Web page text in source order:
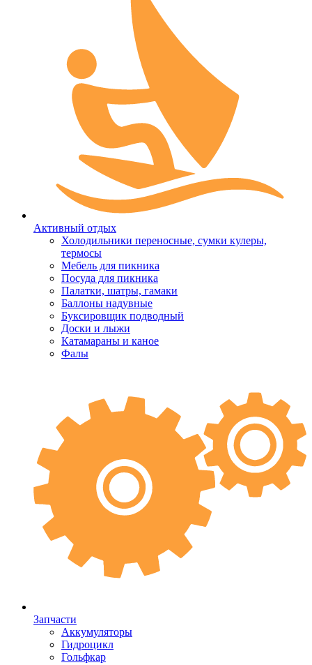
Активный отдых
Холодильники переносные, сумки кулеры,
термосы
Мебель для пикника
Посуда для пикника
Палатки, шатры, гамаки
Баллоны надувные
Буксировщик подводный
Доски и лыжи
Катамараны и каное
Фалы
Запчасти
Аккумуляторы
Гидроцикл
Гольфкар